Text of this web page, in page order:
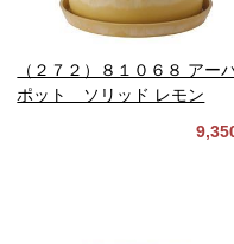
（２７２）８１０６８ アー
ポット ソリッド レモン